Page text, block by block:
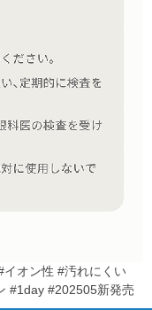
オン性 #汚れにくい
#1day #202505新発売